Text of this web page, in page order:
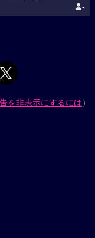
-
を非表示にするには）